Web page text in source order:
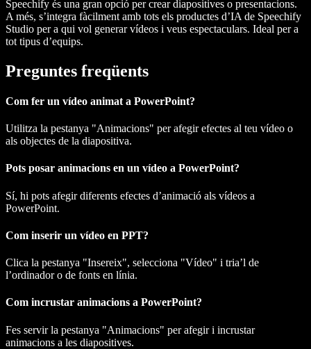
Speechify és una gran opció per crear diapositives o presentacions.
A més, s’integra fàcilment amb tots els productes d’IA de Speechify
Studio per a qui vol generar vídeos i veus espectaculars. Ideal per a
tot tipus d’equips.
Preguntes freqüents
Com fer un vídeo animat a PowerPoint?
Utilitza la pestanya "Animacions" per afegir efectes al teu vídeo o
als objectes de la diapositiva.
Pots posar animacions en un vídeo a PowerPoint?
Sí, hi pots afegir diferents efectes d’animació als vídeos a
PowerPoint.
Com inserir un vídeo en PPT?
Clica la pestanya "Insereix", selecciona "Vídeo" i tria’l de
l’ordinador o de fonts en línia.
Com incrustar animacions a PowerPoint?
Fes servir la pestanya "Animacions" per afegir i incrustar
animacions a les diapositives.